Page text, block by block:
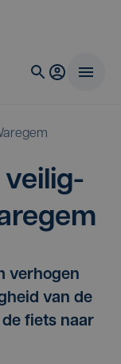
vei­lig­
verhogen
van de
fiets naar